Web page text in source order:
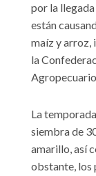
por la
están
maíz y arroz,
la
La
siembra de
amarillo, así
obstante, los